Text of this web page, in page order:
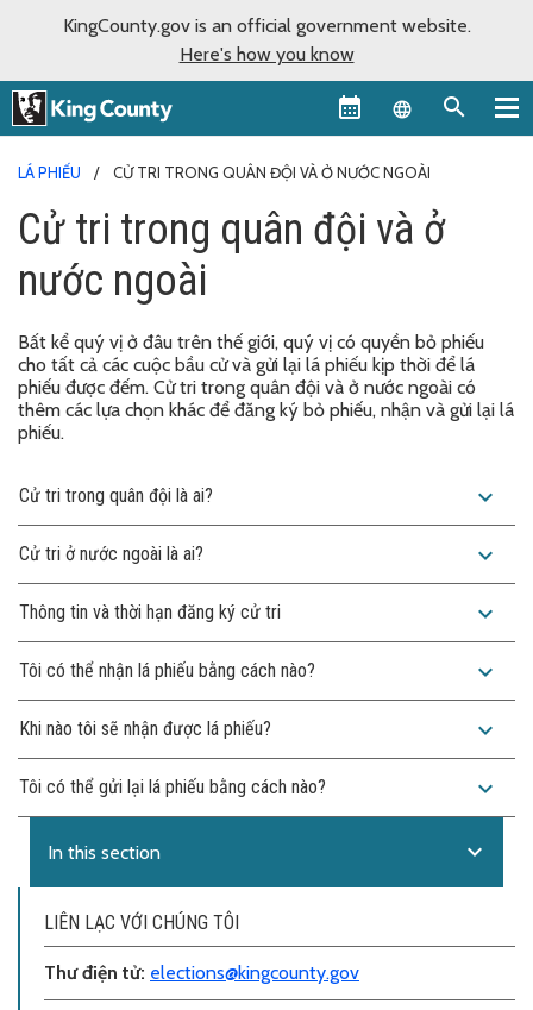
KingCounty.gov is an official government website.
Here's how you know
Language
LÁ PHIẾU CỬ TRI TRONG QUÂN ĐỘI VÀ Ở NƯỚC NGOÀI
Cử tri trong quân đội và ở
nước ngoài
Bất kể quý vị ở đâu trên thế giới, quý vị có quyền bỏ phiếu
cho tất cả các cuộc bầu cử và gửi lại lá phiếu kịp thời để lá
phiếu được đếm. Cử tri trong quân đội và ở nước ngoài có
thêm các lựa chọn khác để đăng ký bỏ phiếu, nhận và gửi lại lá
phiếu.
Cử tri trong quân đội là ai? expand_more
Cử tri ở nước ngoài là ai? expand_more
Thông tin và thời hạn đăng ký cử tri expand_more
Tôi có thể nhận lá phiếu bằng cách nào? expand_more
Khi nào tôi sẽ nhận được lá phiếu? expand_more
Tôi có thể gửi lại lá phiếu bằng cách nào? expand_more
In this section expand_more
LIÊN LẠC VỚI CHÚNG TÔI
Thư điện tử: elections@kingcounty.gov